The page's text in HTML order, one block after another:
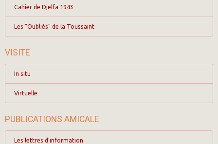
Cahier de Djelfa 1943
Les "Oubliés" de la Toussaint
VISITE
In situ
Virtuelle
PUBLICATIONS AMICALE
Les lettres d'information